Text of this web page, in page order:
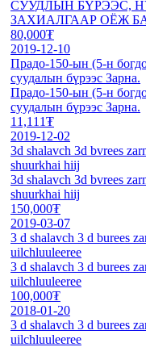
СУУДЛЫН БҮРЭЭС,
ЗАХИАЛГААР ОЁЖ
80,000₮
2019-12-10
Прадо-150-ын (5-н
суудалын бүрээс Зарна.
Прадо-150-ын (5-н
суудалын бүрээс Зарна.
11,111₮
2019-12-02
3d shalavch 3d bvrees
shuurkhai hiij
3d shalavch 3d bvrees
shuurkhai hiij
150,000₮
2019-03-07
3 d shalavch 3 d burees
uilchluuleeree
3 d shalavch 3 d burees
uilchluuleeree
100,000₮
2018-01-20
3 d shalavch 3 d burees
uilchluuleeree